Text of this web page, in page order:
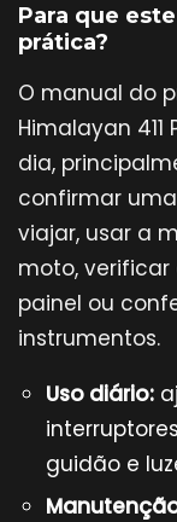
Para que
prática?
O manual do
Himalayan
dia,
confirmar
viajar, usar a
moto, verificar
painel ou
instrumentos.
Uso diário:
guidão e